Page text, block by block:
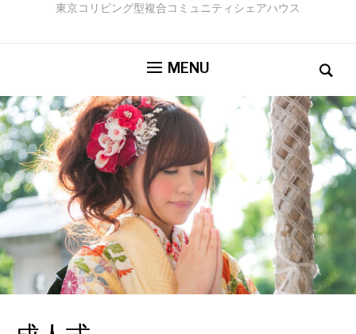
東京コリビング型複合コミュニティシェアハウス
MENU